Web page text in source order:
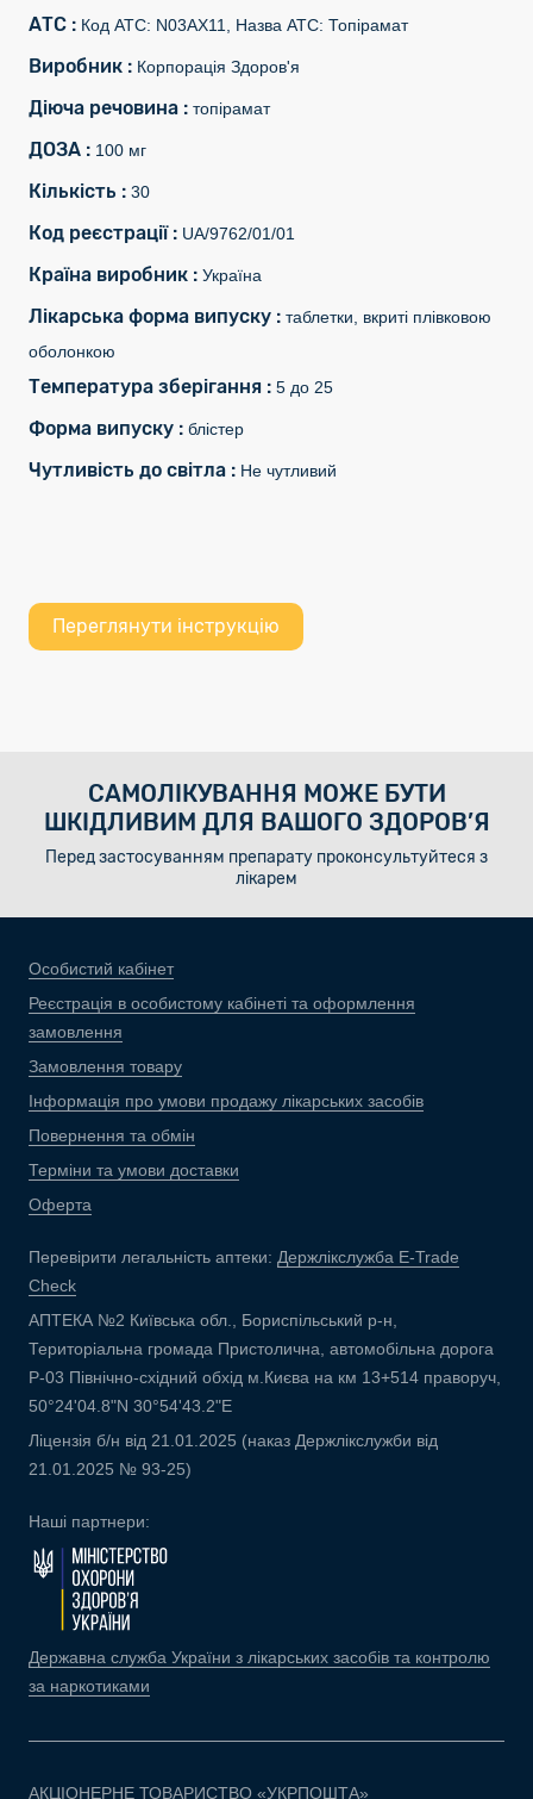
АТС : Код АТС: N03AX11, Назва АТС: Топірамат
Виробник : Корпорація Здоров'я
Діюча речовина : топірамат
ДОЗА : 100 мг
Кількість : 30
Код реєстрації : UA/9762/01/01
Країна виробник : Україна
Лікарська форма випуску : таблетки, вкриті плівковою
оболонкою
Температура зберігання : 5 до 25
Форма випуску : блістер
Чутливість до світла : Не чутливий
Переглянути інструкцію
САМОЛІКУВАННЯ МОЖЕ БУТИ
ШКІДЛИВИМ ДЛЯ ВАШОГО ЗДОРОВ’Я
Перед застосуванням препарату проконсультуйтеся з
лікарем
Особистий кабінет
Реєстрація в особистому кабінеті та оформлення
замовлення
Замовлення товару
Інформація про умови продажу лікарських засобів
Повернення та обмін
Терміни та умови доставки
Оферта
Перевірити легальність аптеки: Держлікслужба E-Trade
Check
АПТЕКА №2 Київська обл., Бориспільський р-н,
Територіальна громада Пристолична, автомобільна дорога
Р-03 Північно-східний обхід м.Києва на км 13+514 праворуч,
50°24'04.8"N 30°54'43.2"E
Ліцензія б/н від 21.01.2025 (наказ Держлікслужби від
21.01.2025 № 93-25)
Наші партнери:
Державна служба України з лікарських засобів та контролю
за наркотиками
АКЦІОНЕРНЕ ТОВАРИСТВО «УКРПОШТА»